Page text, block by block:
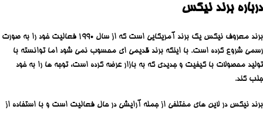
درباره برند نیکس
برند معروف نیکس یک برند آمریکایی است که از سال 1990 فعالیت خود را به صورت
رسمی شروع کرده است. با اینکه برند قدیمی ای محسوب نمی‌ شود اما توانسته با
تولید محصولات با کیفیت و جدیدی که به بازار عرضه کرده است، توجه ها را به خود
جلب کند.
برند نیکس در لاین های مختلفی از جمله آرایشی در حال فعالیت است و با استفاده از